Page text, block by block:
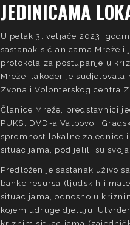
JEDINICAMA
U petak 3. veljače 2023.
sastanak s članicama Mreže
protokola za postupanje u
Mreže, također je sudjelovala
Zvona i Volonterskog centra
Članice Mreže, predstavnici
PUKS, DVD-a Valpovo i
spremnost lokalne zajednice
situacijama, podijelili su
Predložen je sastanak uživo
banke resursa (ljudskih i
situacijama, odnosno u
kojem udruge djeluju.